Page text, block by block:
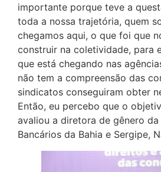
importante porque teve a
toda a nossa trajetória, quem
chegamos aqui, o que foi que
construir na coletividade, para
que está chegando nas
não tem a compreensão das
sindicatos conseguiram obter
Então, eu percebo que o
avaliou a diretora de gênero da
Bancários da Bahia e Sergipe,